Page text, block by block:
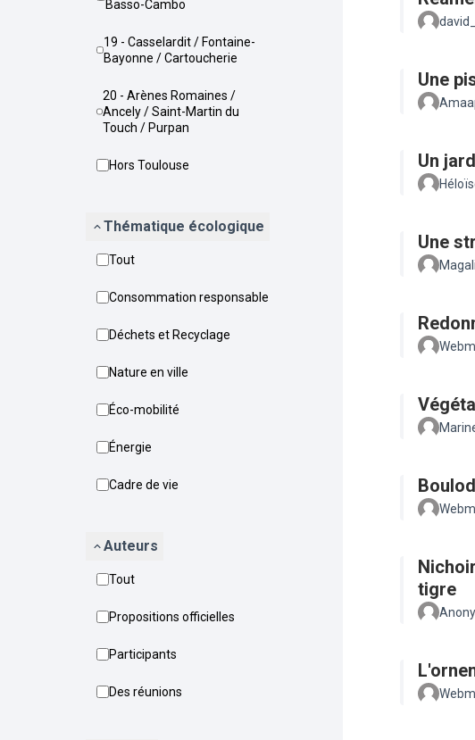
Basso-Cambo
19 - Casselardit / Fontaine-
Bayonne / Cartoucherie
20 - Arènes Romaines /
Ancely / Saint-Martin du
Touch / Purpan
Hors Toulouse
Thématique écologique
Tout
Consommation responsable
Déchets et Recyclage
Nature en ville
Éco-mobilité
Énergie
Cadre de vie
Auteurs
Tout
Propositions officielles
Participants
Des réunions
david_
Une
Un
Une
Magali
tigre